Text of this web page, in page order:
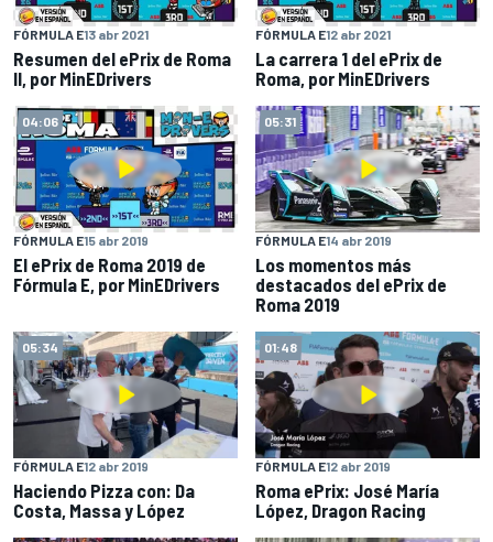
FÓRMULA E13 abr 2021
Resumen del ePrix de Roma
II, por MinEDrivers
FÓRMULA E12 abr 2021
La carrera 1 del ePrix de
Roma, por MinEDrivers
04:06
FÓRMULA E15 abr 2019
El ePrix de Roma 2019 de
Fórmula E, por MinEDrivers
05:31
FÓRMULA E14 abr 2019
Los momentos más
destacados del ePrix de
Roma 2019
05:34
FÓRMULA E12 abr 2019
Haciendo Pizza con: Da
Costa, Massa y López
01:48
FÓRMULA E12 abr 2019
Roma ePrix: José María
López, Dragon Racing